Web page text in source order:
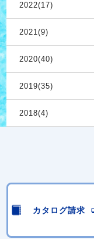
2022(17)
2021(9)
2020(40)
2019(35)
2018(4)
カタログ請求